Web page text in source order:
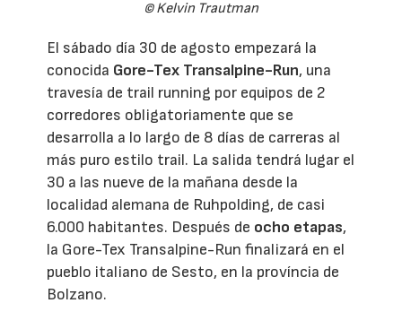
© Kelvin Trautman
El sábado día 30 de agosto empezará la
conocida Gore-Tex Transalpine-Run, una
travesía de trail running por equipos de 2
corredores obligatoriamente que se
desarrolla a lo largo de 8 días de carreras al
más puro estilo trail. La salida tendrá lugar el
30 a las nueve de la mañana desde la
localidad alemana de Ruhpolding, de casi
6.000 habitantes. Después de ocho etapas,
la Gore-Tex Transalpine-Run finalizará en el
pueblo italiano de Sesto, en la província de
Bolzano.